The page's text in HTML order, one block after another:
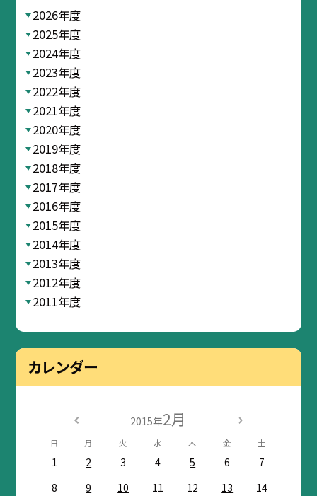
2026年度
2025年度
2024年度
2023年度
2022年度
2021年度
2020年度
2019年度
2018年度
2017年度
2016年度
2015年度
2014年度
2013年度
2012年度
2011年度
カレンダー
2015年2月
日 月 火 水 木 金 土
1 2 3 4 5 6
7
8
9 10 11 12 13
14